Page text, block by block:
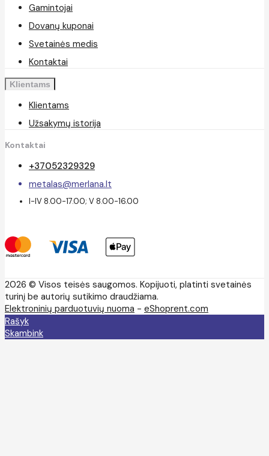
Gamintojai
Dovanų kuponai
Svetainės medis
Kontaktai
Klientams
Klientams
Užsakymų istorija
Kontaktai
+37052329329
metalas@merlana.lt
I-IV 8.00-17.00; V 8.00-16.00
2026 © Visos teisės saugomos. Kopijuoti, platinti svetainės
turinį be autorių sutikimo draudžiama.
Elektroninių parduotuvių nuoma - eShoprent.com
Rašyk
Skambink